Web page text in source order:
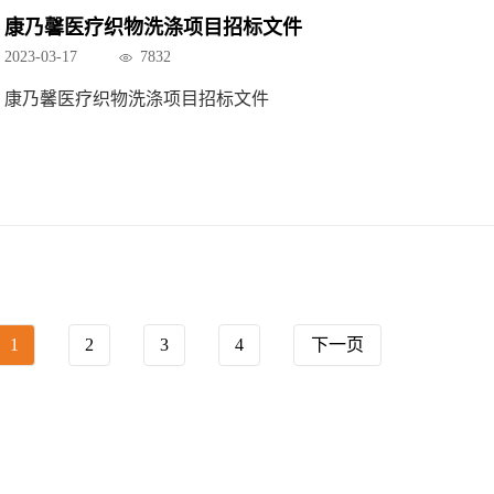
康乃馨医疗织物洗涤项目招标文件
2023-03-17 7832
康乃馨医疗织物洗涤项目招标文件
1 2 3 4 下一页